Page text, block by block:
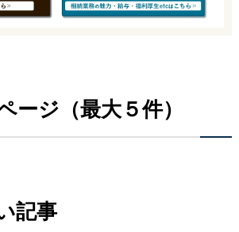
ージ（最大５件）
記事